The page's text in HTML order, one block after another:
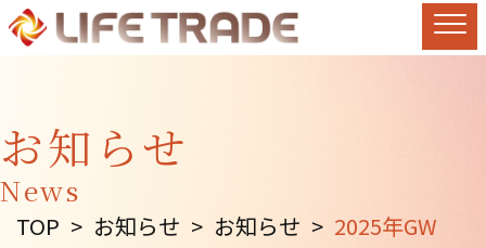
お知らせ
News
TOP > お知らせ > お知らせ > 2025年GW